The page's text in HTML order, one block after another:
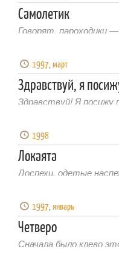
Самолетик
Говорят, пароходики
1997,март
Здравствуй, я
Здравствуй! Я посижу
1998
Локаята
Доспехи, одетые
1997,январь
Четверо
Сначала было клево